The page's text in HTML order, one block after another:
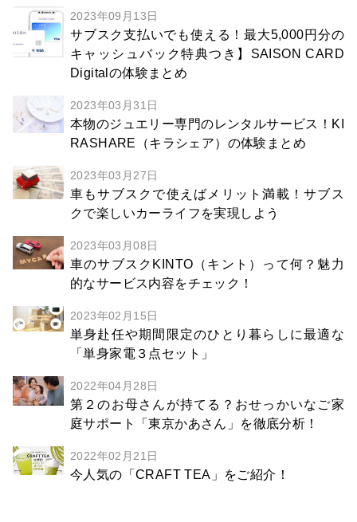
2023年09月13日
サブスク支払いでも使える！最大5,000円分の
キャッシュバック特典つき】SAISON CARD
Digitalの体験まとめ
2023年03月31日
本物のジュエリー専門のレンタルサービス！KI
RASHARE（キラシェア）の体験まとめ
2023年03月27日
車もサブスクで使えばメリット満載！サブス
クで楽しいカーライフを実現しよう
2023年03月08日
車のサブスクKINTO（キント）って何？魅力
的なサービス内容をチェック！
2023年02月15日
単身赴任や期間限定のひとり暮らしに最適な
「単身家電３点セット」
2022年04月28日
第２のお母さんが持てる？おせっかいなご家
庭サポート「東京かあさん」を徹底分析！
2022年02月21日
今人気の「CRAFT TEA」をご紹介！